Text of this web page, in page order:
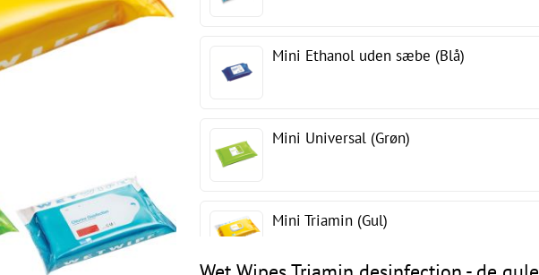
Mini Ethanol uden sæbe (Blå)
Mini Universal (Grøn)
Mini Triamin (Gul)